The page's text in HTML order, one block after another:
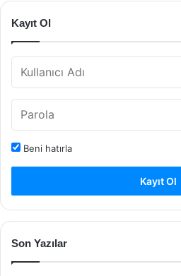
Kayıt Ol
Beni hatırla
Kayıt Ol
Son Yazılar